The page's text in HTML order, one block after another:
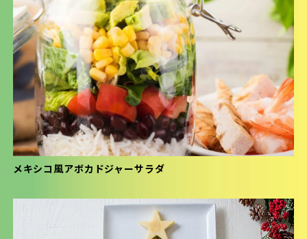
メキシコ風アボカドジャーサラダ